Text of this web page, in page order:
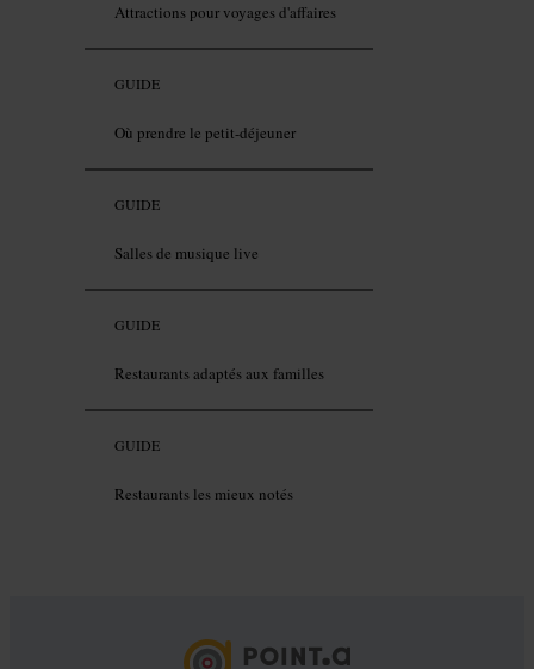
Attractions pour voyages d'affaires
GUIDE
Où prendre le petit-déjeuner
GUIDE
Salles de musique live
GUIDE
Restaurants adaptés aux familles
GUIDE
Restaurants les mieux notés